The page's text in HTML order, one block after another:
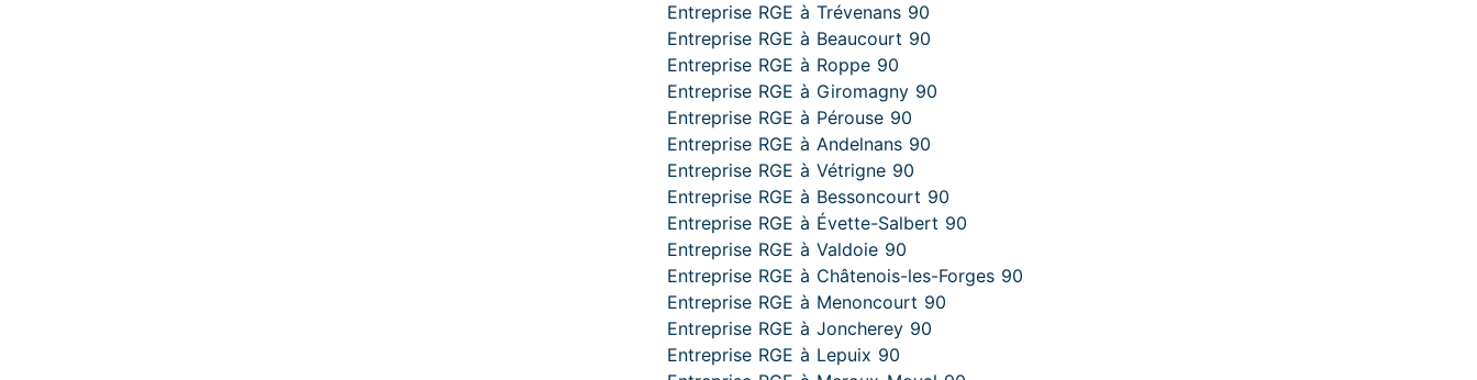
Entreprise RGE à Trévenans 90
Entreprise RGE à Beaucourt 90
Entreprise RGE à Roppe 90
Entreprise RGE à Giromagny 90
Entreprise RGE à Pérouse 90
Entreprise RGE à Andelnans 90
Entreprise RGE à Vétrigne 90
Entreprise RGE à Bessoncourt 90
Entreprise RGE à Évette-Salbert 90
Entreprise RGE à Valdoie 90
Entreprise RGE à Châtenois-les-Forges 90
Entreprise RGE à Menoncourt 90
Entreprise RGE à Joncherey 90
Entreprise RGE à Lepuix 90